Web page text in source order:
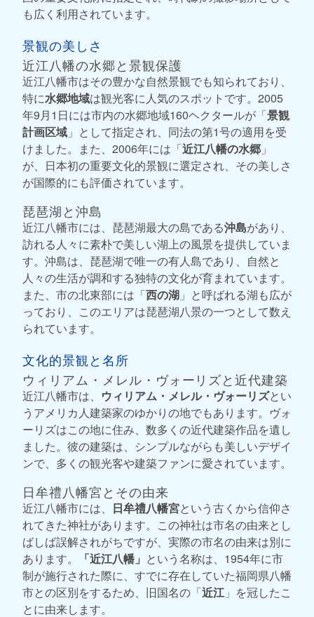
も広く利用されています。
景観の美しさ
近江八幡の水郷と景観保護
近江八幡市はその豊かな自然景観でも知られており、
特に水郷地域は観光客に人気のスポットです。2005
年9月1日には市内の水郷地域160ヘクタールが「景観
計画区域 」として指定され、同法の第1号の適用を受
けました。また、2006年には「近江八幡の水郷 」
が、日本初の重要文化的景観に選定され、その美しさ
が国際的にも評価されています。
琵琶湖と沖島
近江八幡市には、琵琶湖最大の島である沖島があり、
訪れる人々に素朴で美しい湖上の風景を提供していま
す。沖島は、琵琶湖で唯一の有人島であり、自然と
人々の生活が調和する独特の文化が育まれています。
また、市の北東部には「西の湖 」と呼ばれる湖も広が
っており、このエリアは琵琶湖八景の一つとして数え
られています。
文化的景観と名所
ウィリアム・メレル・ヴォーリズと近代建築
近江八幡市は、 ウィリアム・メレル・ヴォーリズとい
うアメリカ人建築家のゆかりの地でもあります。ヴォ
ーリズはこの地に住み、数多くの近代建築作品を遺し
ました。彼の建築は、シンプルながらも美しいデザイ
ンで、多くの観光客や建築ファンに愛されています。
日牟禮八幡宮とその由来
近江八幡市には、 日牟禮八幡宮という古くから信仰さ
れてきた神社があります。この神社は市名の由来とし
ばしば誤解されがちですが、実際の市名の由来は別に
あります。
「近江八幡」 という名称は、1954年に市
制が施行された際に、すでに存在していた福岡県八幡
市との区別をするため、旧国名の「近江」を冠したこ
とに由来します。